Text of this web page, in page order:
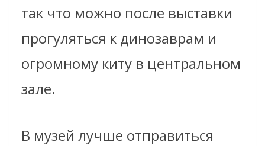
так что можно после выставки
прогуляться к динозаврам и
огромному киту в центральном
зале.
В музей лучше отправиться